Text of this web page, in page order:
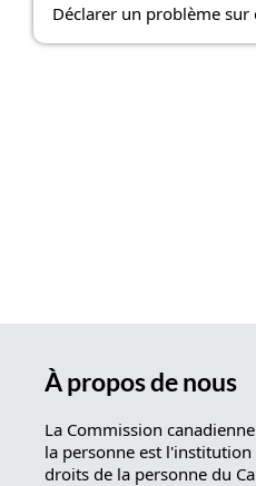
Déclarer un problème sur
À propos de nous
La Commission
la personne est
droits de la personne du